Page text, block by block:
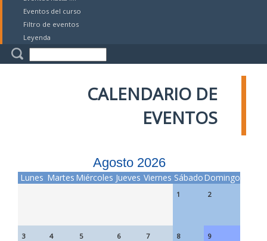
Eventos del curso
Filtro de eventos
Leyenda
CALENDARIO DE
EVENTOS
Agosto 2026
Lunes Martes Miércoles Jueves Viernes SábadoDomingo
1 2
3 4 5 6 7 8 9